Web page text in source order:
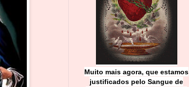
Muito mais agora, que estamos
justificados pelo Sangue de